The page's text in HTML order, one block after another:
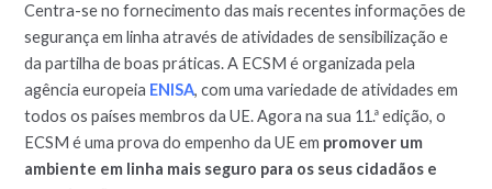
Centra-se no fornecimento das mais recentes informações de
segurança em linha através de atividades de sensibilização e
da partilha de boas práticas. A ECSM é organizada pela
agência europeia ENISA, com uma variedade de atividades em
todos os países membros da UE. Agora na sua 11.ª edição, o
ECSM é uma prova do empenho da UE em promover um
ambiente em linha mais seguro para os seus cidadãos e